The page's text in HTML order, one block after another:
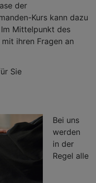
der
Kurs kann dazu
Mittelpunkt des
ihren Fragen an
Sie
Bei uns
werden
in der
Regel alle